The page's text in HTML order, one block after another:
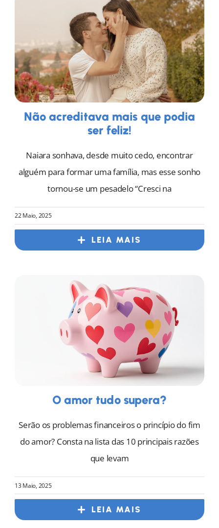
Não acreditava mais que podia
ser feliz!
Naiara sonhava, desde muito cedo, encontrar
alguém para formar uma família, mas esse sonho
tornou-se um pesadelo “Cresci na
22 Maio, 2025
LEIA MAIS
O amor tudo supera?
Serão os problemas financeiros o princípio do fim
do amor? Consta na lista das 10 principais razões
que levam
13 Maio, 2025
LEIA MAIS